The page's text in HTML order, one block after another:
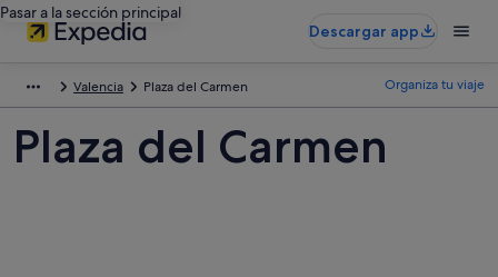
Pasar a la sección principal
Descargar app
Valencia Plaza del Carmen Organiza tu viaje
Plaza del Carmen